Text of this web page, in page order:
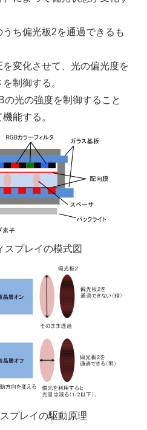
ち偏光板2を通過できるも
変化させて、光の偏光度を
制御する。
の光の強度を制御すること
能する。
スプレイの模式図
プレイの駆動原理